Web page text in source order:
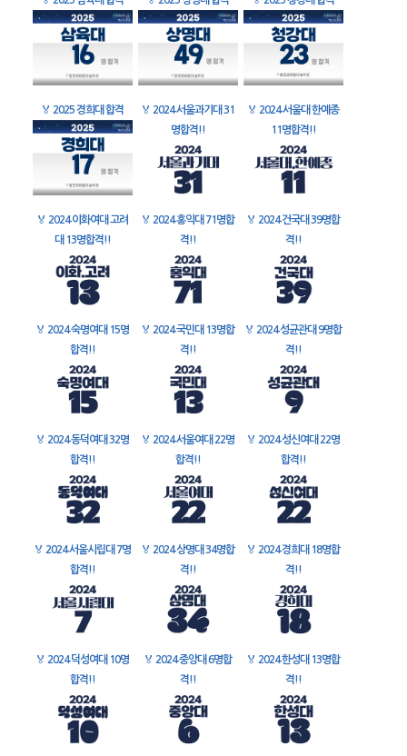
🏅 2025 경희대 합격 🏅 2024 서울과기대 31
명합격!!
🏅 2024 서울대 한예종
11명합격!!
🏅 2024 이화여대 고려
대 13명합격!!
🏅 2024 홍익대 71명합
격!!
🏅 2024 건국대 39명합
격!!
🏅 2024 숙명여대 15명
합격!!
🏅 2024 국민대 13명합
격!!
🏅 2024 성균관대 9명합
격!!
🏅 2024 동덕여대 32명
합격!!
🏅 2024 서울여대 22명
합격!!
🏅 2024 성신여대 22명
합격!!
🏅 2024 서울시립대 7명
합격!!
🏅 2024 상명대 34명합
격!!
🏅 2024 경희대 18명합
격!!
🏅 2024 덕성여대 10명
합격!!
🏅 2024 중앙대 6명합
격!!
🏅 2024 한성대 13명합
격!!